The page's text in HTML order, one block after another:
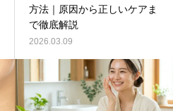
方法｜原因から正しいケアま
で徹底解説
2026.03.09